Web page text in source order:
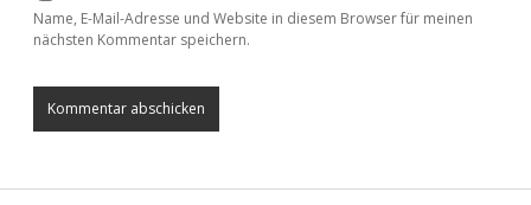
Name, E-Mail-Adresse und Website in diesem Browser für meinen
nächsten Kommentar speichern.